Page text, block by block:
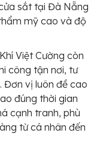
sắt tại Đà Nẵng
mỹ cao và độ
Việt Cường còn
công tận nơi, tư
Đơn vị luôn đề cao
đúng thời gian
cạnh tranh, phù
từ cá nhân đến